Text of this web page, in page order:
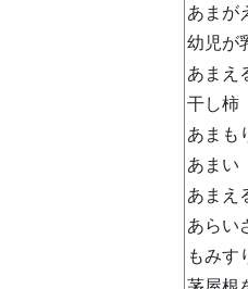
あまが
幼児が
あまえ
干し柿
あまも
あまい
あまえ
あらい
もみす